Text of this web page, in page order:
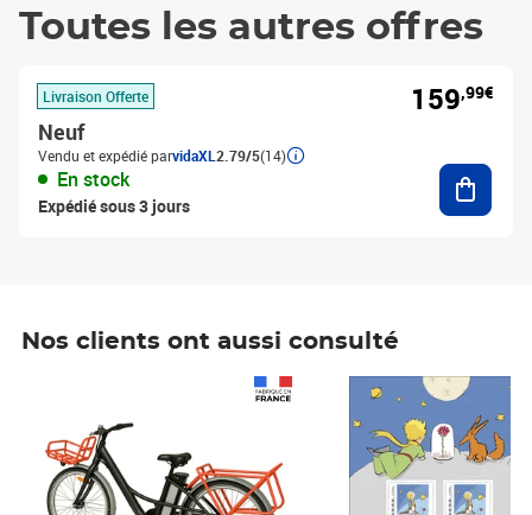
Toutes les autres offres
Livraison Offerte
Neuf
Vendu et expédié parvidaXL 2.79/5(14)
En stock
Expédié sous 3 jours
159,99€
Nos clients ont aussi consulté
Prix 7,50€